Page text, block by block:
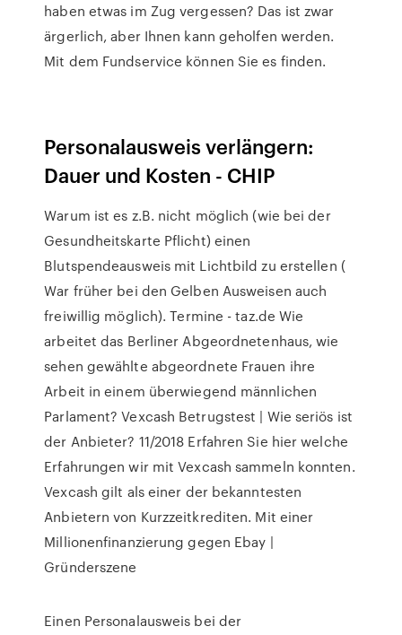
haben etwas im Zug vergessen? Das ist zwar
ärgerlich, aber Ihnen kann geholfen werden.
Mit dem Fundservice können Sie es finden.
Personalausweis verlängern:
Dauer und Kosten - CHIP
Warum ist es z.B. nicht möglich (wie bei der
Gesundheitskarte Pflicht) einen
Blutspendeausweis mit Lichtbild zu erstellen (
War früher bei den Gelben Ausweisen auch
freiwillig möglich). Termine - taz.de Wie
arbeitet das Berliner Abgeordnetenhaus, wie
sehen gewählte abgeordnete Frauen ihre
Arbeit in einem überwiegend männlichen
Parlament? Vexcash Betrugstest | Wie seriös ist
der Anbieter? 11/2018 Erfahren Sie hier welche
Erfahrungen wir mit Vexcash sammeln konnten.
Vexcash gilt als einer der bekanntesten
Anbietern von Kurzzeitkrediten. Mit einer
Millionenfinanzierung gegen Ebay |
Gründerszene
Einen Personalausweis bei der